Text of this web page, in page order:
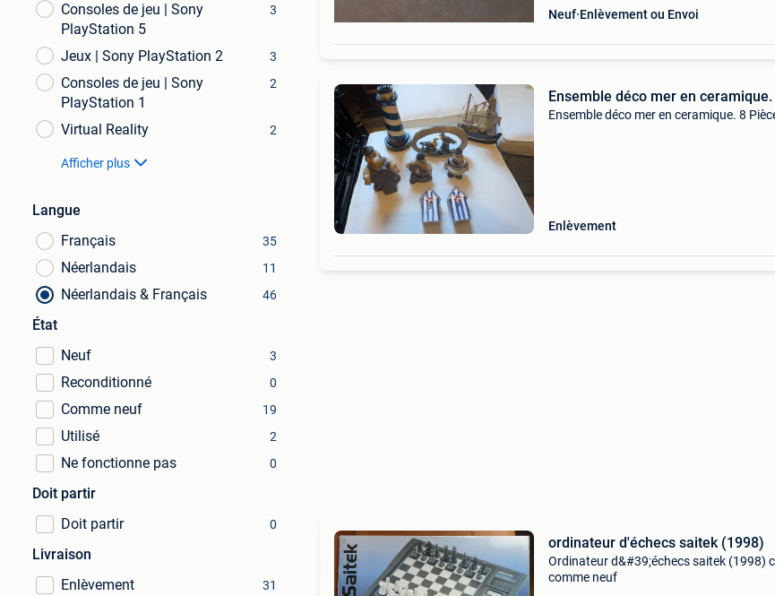
Consoles de jeu | Sony
PlayStation 5
3
Jeux | Sony PlayStation 2 3
Consoles de jeu | Sony
PlayStation 1
2
Virtual Reality 2
Afficher plus
Langue
Français
35
Néerlandais 11
Néerlandais & Français 46
État
Neuf
3
Reconditionné 0
Comme neuf 19
Utilisé 2
Ne fonctionne pas 0
Doit partir
Doit partir
0
Livraison
Enlèvement
31
Neuf Enlèvement ou Envoi
Ensemble déco mer en
Ensemble déco mer en ceramique. 8
Enlèvement
ordinateur d'échecs saitek (1998)
Ordinateur d&#39;échecs saitek (1998)
comme neuf